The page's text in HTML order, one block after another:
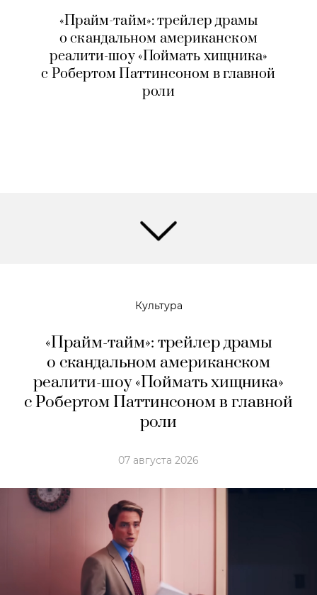
«Прайм-тайм»: трейлер драмы
о скандальном американском
реалити-шоу «Поймать хищника»
с Робертом Паттинсоном в главной
роли
Культура
«Прайм-тайм»: трейлер драмы
о скандальном американском
реалити-шоу «Поймать хищника»
с Робертом Паттинсоном в главной
роли
07 августа 2026